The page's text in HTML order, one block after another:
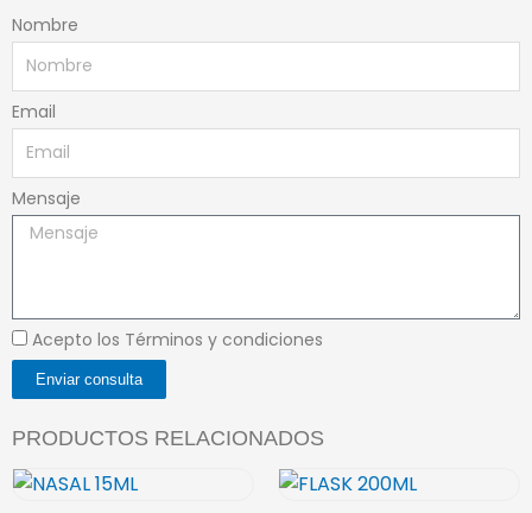
Nombre
Email
Mensaje
Acepto los Términos y condiciones
Enviar consulta
PRODUCTOS RELACIONADOS